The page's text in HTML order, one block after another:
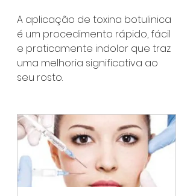
A aplicação de toxina botulinica
é um procedimento rápido, fácil
e praticamente indolor que traz
uma melhoria significativa ao
seu rosto.